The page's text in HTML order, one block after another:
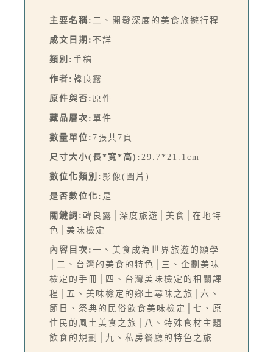
主要名稱: 二、開發深度的美食旅遊行程
成文日期: 不詳
類別: 手稿
作者: 韓良露
原件與否: 原件
藏品層次: 單件
數量單位: 7張共7頁
尺寸大小(長*寬*高): 29.7*21.1cm
數位化類別: 影像(圖片)
是否數位化: 是
關鍵詞: 韓良露│深度旅遊│美食│在地特
色│美味檢定
內容目次: 一、美食成為世界旅遊的顯學
│二、台灣的美食的特色│三、企劃美味
檢定的手冊│四、台灣美味檢定的相關課
程│五、美味檢定的鄉土尋味之旅│六、
節日、祭典的民俗飲食美味檢定│七、原
住民的風土美食之旅│八、特殊食材主題
飲食的規劃│九、私房餐廳的特色之旅